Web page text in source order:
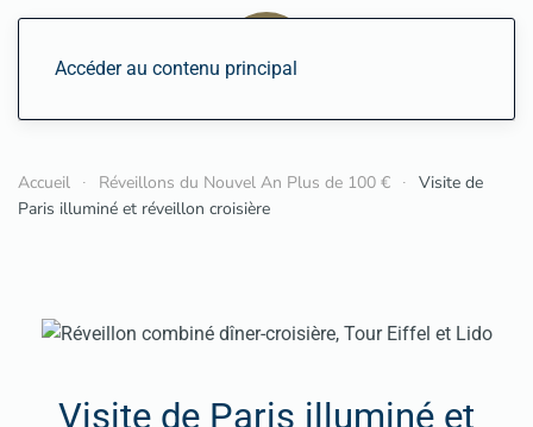
Accéder au contenu principal
Accueil Réveillons du Nouvel An Plus de 100 €
Visite de
Paris illuminé et réveillon croisière
Visite de Paris illuminé et